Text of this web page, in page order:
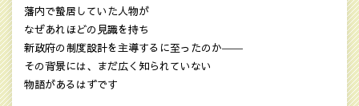
藩内で蟄居していた人物が
なぜあれほどの見識を持ち
新政府の制度設計を主導するに至ったのか――
その背景には、まだ広く知られていない
物語があるはずです